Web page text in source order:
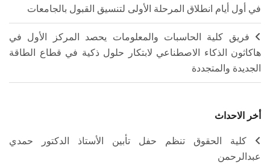
في أول أيام انطلاق المرحلة الأولى لتنسيق القبول بالجامعات
فريق كلية الحاسبات والمعلومات يحصد المركز الأول في
هاكاثون الذكاء الاصطناعي لابتكار حلول ذكية في قطاع الطاقة
الجديدة والمتجددة
أخر الاحداث
كلية الحقوق تنظم حفل تأبين الأستاذ الدكتور حمدي
عبدالرحمن